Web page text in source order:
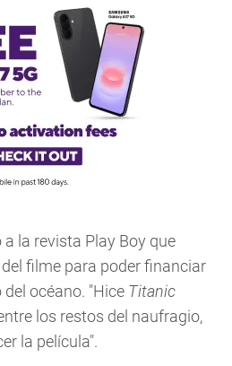
la revista Play Boy que
filme para poder financiar
océano. "Hice Titanic
los restos del naufragio,
la película".